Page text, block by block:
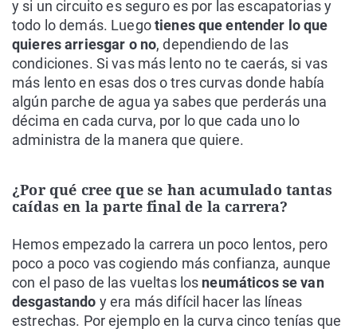
y si un circuito es seguro es por las escapatorias y
todo lo demás. Luegotienes que entender lo que
quieres arriesgar o no, dependiendo de las
condiciones. Si vas más lento no te caerás, si vas
más lento en esas dos o tres curvas donde había
algún parche de agua ya sabes que perderás una
décima en cada curva, por lo que cada uno lo
administra de la manera que quiere.
¿Por qué cree que se han acumulado tantas
caídas en la parte final de la carrera?
Hemos empezado la carrera un poco lentos, pero
poco a poco vas cogiendo más confianza, aunque
con el paso de las vueltas los neumáticos se van
desgastando y era más difícil hacer las líneas
estrechas. Por ejemplo en la curva cinco tenías que